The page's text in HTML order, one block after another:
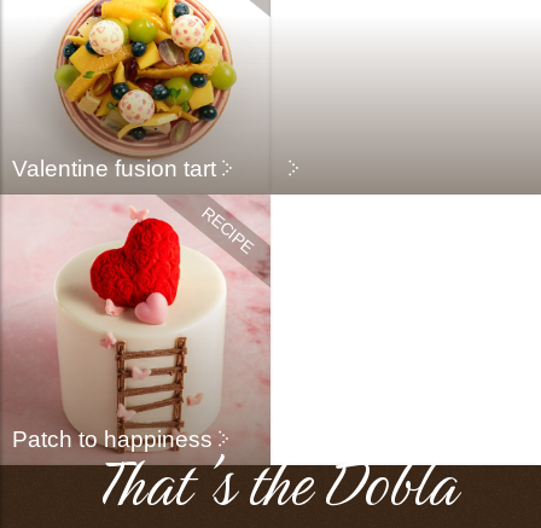
Valentine fusion tart
Patch to happiness
That's the Dobla